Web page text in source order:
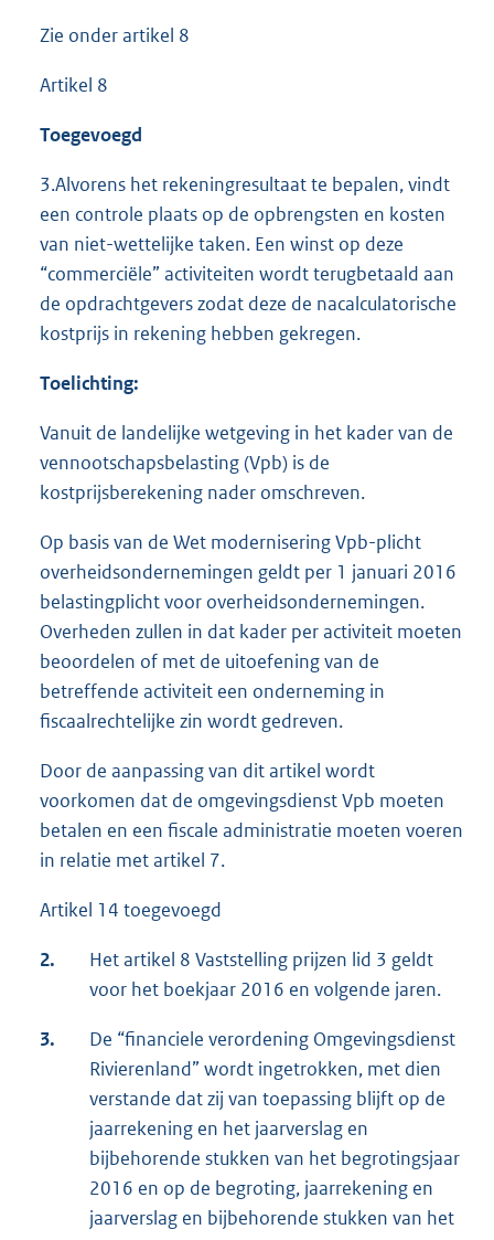
Zie onder artikel 8
Artikel 8
Toegevoegd
3.Alvorens het rekeningresultaat te bepalen, vindt
een controle plaats op de opbrengsten en kosten
van niet-wettelijke taken. Een winst op deze
“commerciële” activiteiten wordt terugbetaald aan
de opdrachtgevers zodat deze de nacalculatorische
kostprijs in rekening hebben gekregen.
Toelichting:
Vanuit de landelijke wetgeving in het kader van de
vennootschapsbelasting (Vpb) is de
kostprijsberekening nader omschreven.
Op basis van de Wet modernisering Vpb-plicht
overheidsondernemingen geldt per 1 januari 2016
belastingplicht voor overheidsondernemingen.
Overheden zullen in dat kader per activiteit moeten
beoordelen of met de uitoefening van de
betreffende activiteit een onderneming in
fiscaalrechtelijke zin wordt gedreven.
Door de aanpassing van dit artikel wordt
voorkomen dat de omgevingsdienst Vpb moeten
betalen en een fiscale administratie moeten voeren
in relatie met artikel 7.
Artikel 14 toegevoegd
2.
Het artikel 8 Vaststelling prijzen lid 3 geldt
voor het boekjaar 2016 en volgende jaren.
3.
De “financiele verordening Omgevingsdienst
Rivierenland” wordt ingetrokken, met dien
verstande dat zij van toepassing blijft op de
jaarrekening en het jaarverslag en
bijbehorende stukken van het begrotingsjaar
2016 en op de begroting, jaarrekening en
jaarverslag en bijbehorende stukken van het